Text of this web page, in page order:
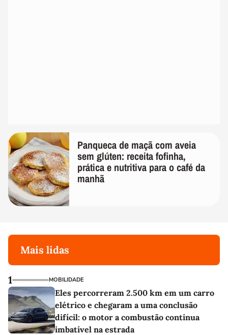
Panqueca de maçã com aveia
sem glúten: receita fofinha,
prática e nutritiva para o café da
manhã
Mais lidas
1 MOBILIDADE
Eles percorreram 2.500 km em um carro
elétrico e chegaram a uma conclusão
difícil: o motor a combustão continua
imbatível na estrada